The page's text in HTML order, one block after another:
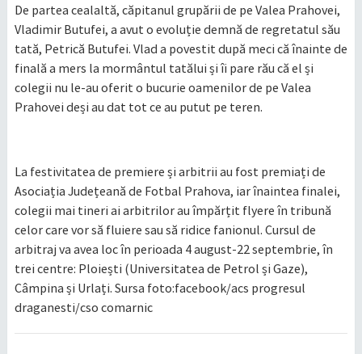
De partea cealaltă, căpitanul grupării de pe Valea Prahovei,
Vladimir Butufei, a avut o evoluție demnă de regretatul său
tată, Petrică Butufei. Vlad a povestit după meci că înainte de
finală a mers la mormântul tatălui și îi pare rău că el și
colegii nu le-au oferit o bucurie oamenilor de pe Valea
Prahovei deși au dat tot ce au putut pe teren.
La festivitatea de premiere și arbitrii au fost premiați de
Asociația Județeană de Fotbal Prahova, iar înaintea finalei,
colegii mai tineri ai arbitrilor au împărțit flyere în tribună
celor care vor să fluiere sau să ridice fanionul. Cursul de
arbitraj va avea loc în perioada 4 august-22 septembrie, în
trei centre: Ploiești (Universitatea de Petrol și Gaze),
Câmpina și Urlați. Sursa foto:facebook/acs progresul
draganesti/cso comarnic